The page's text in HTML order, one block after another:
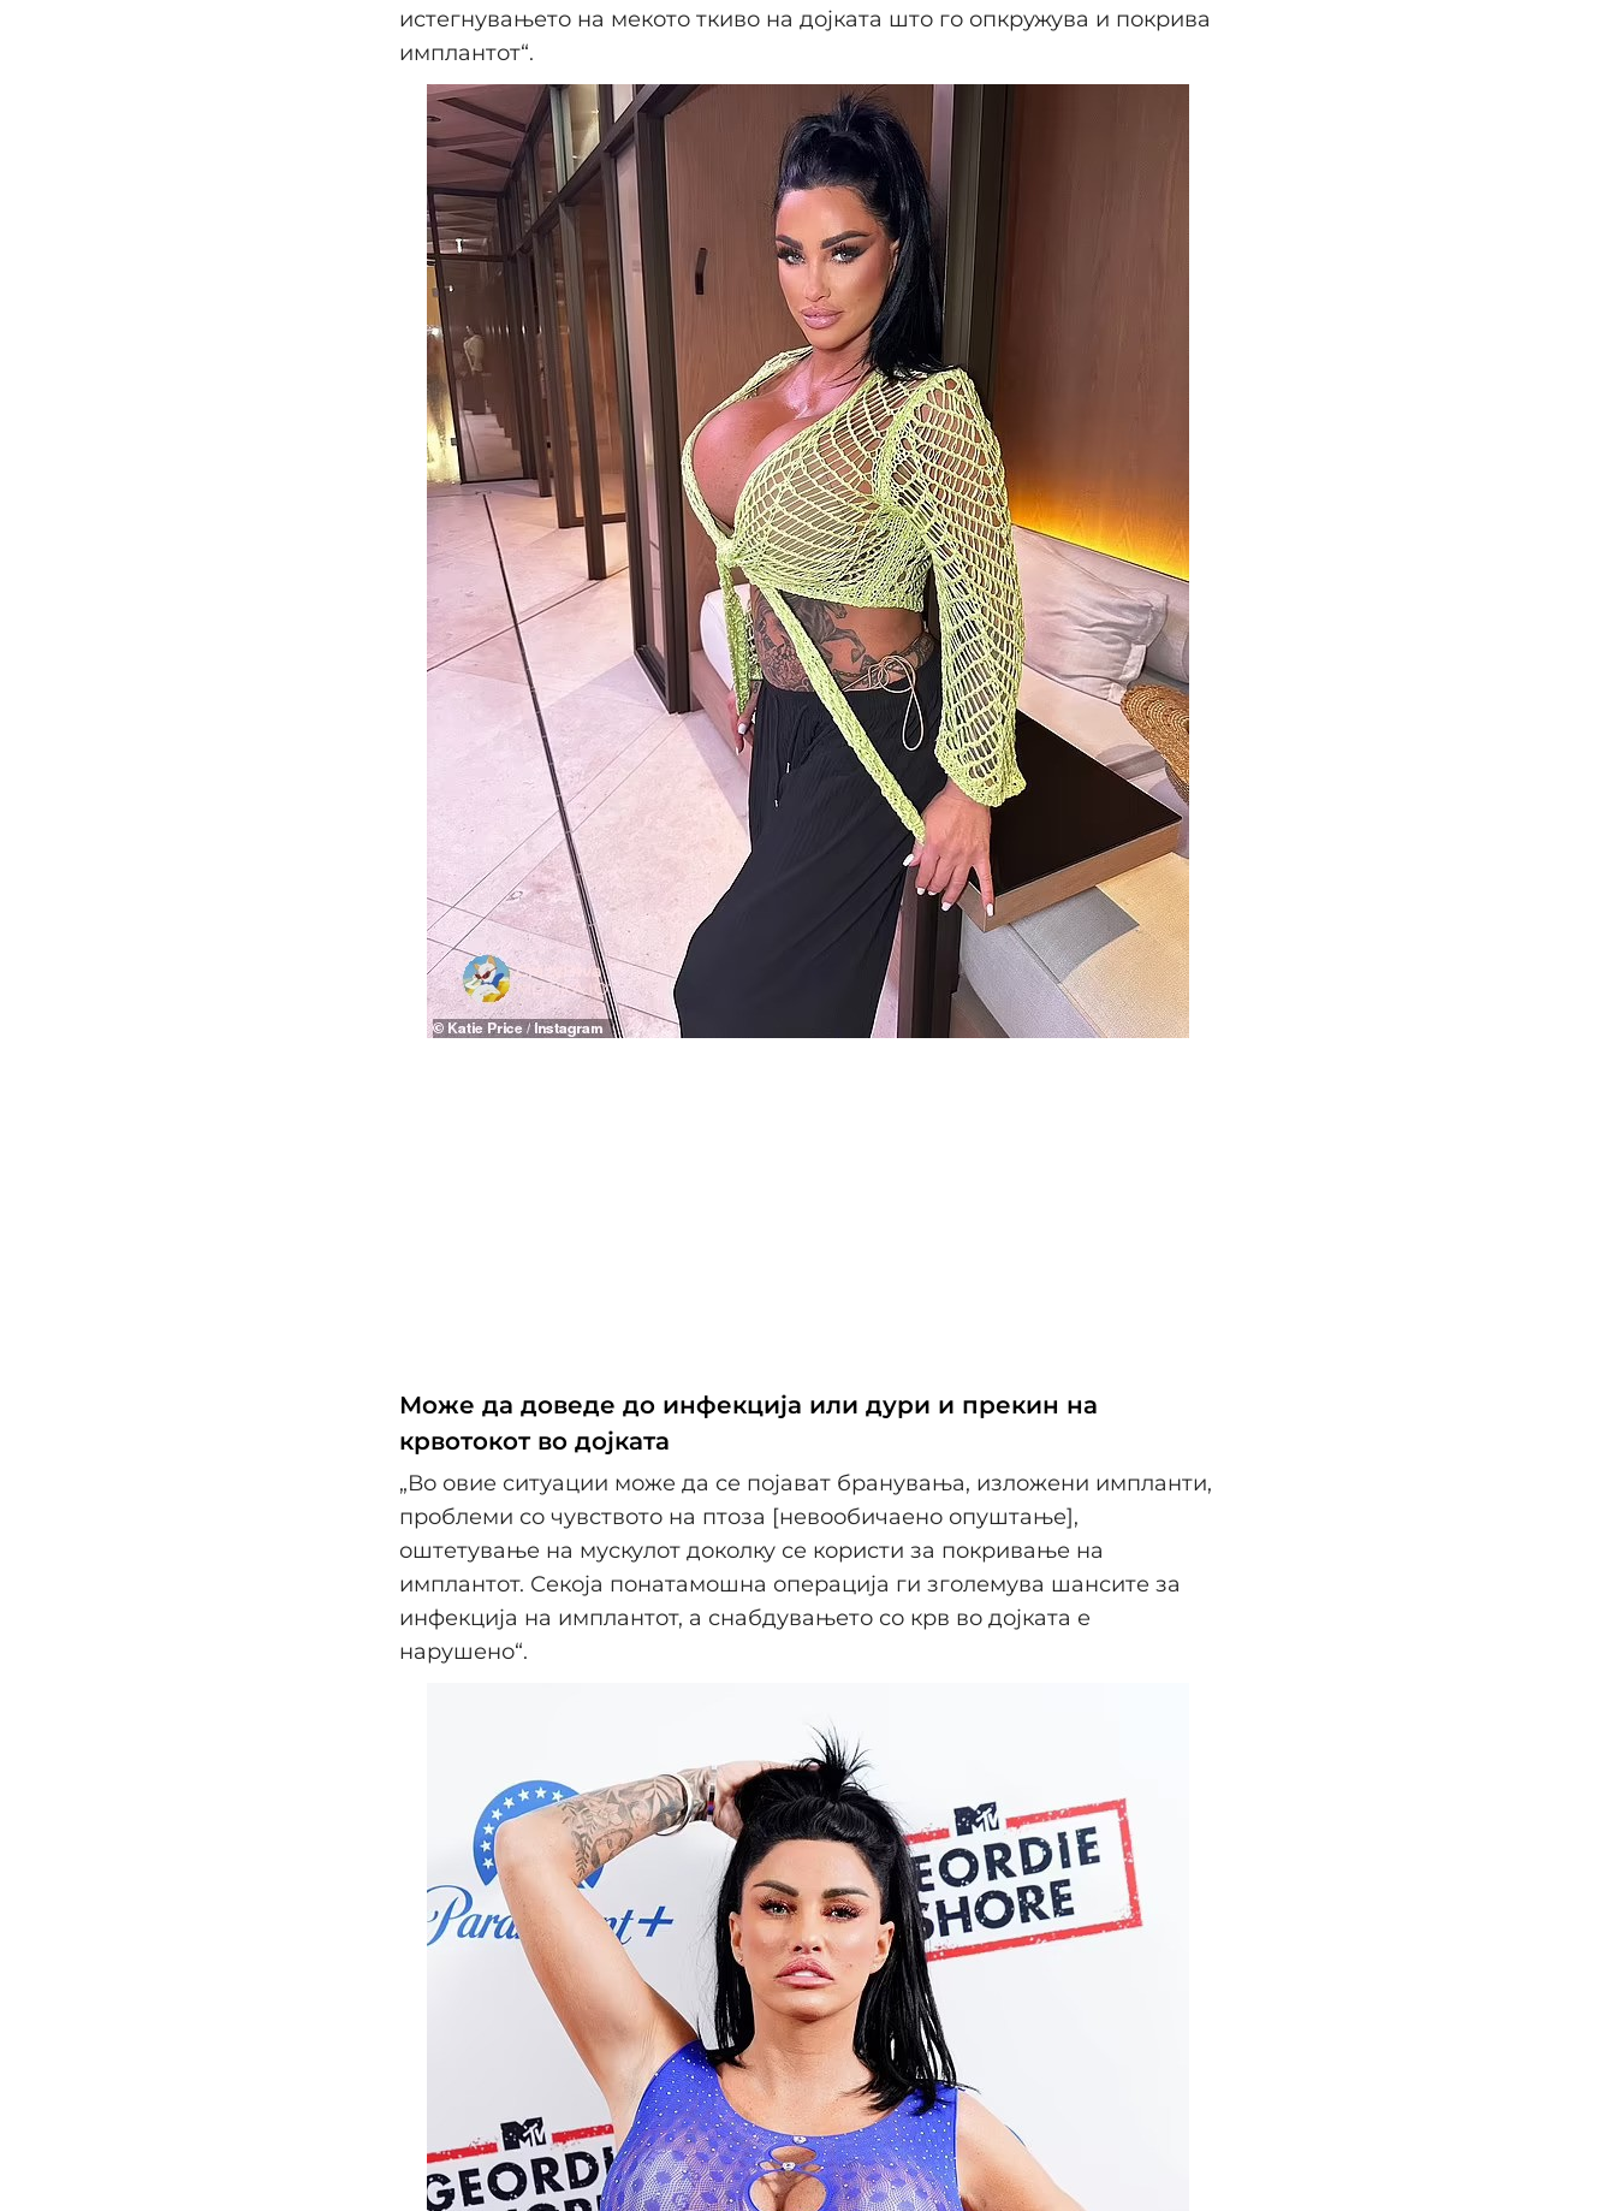
истегнувањето на мекото ткиво на дојката што го опкружува и покрива
имплантот“.
Може да доведе до инфекција или дури и прекин на
крвотокот во дојката
„Во овие ситуации може да се појават бранувања, изложени импланти,
проблеми со чувството на птоза [невообичаено опуштање],
оштетување на мускулот доколку се користи за покривање на
имплантот. Секоја понатамошна операција ги зголемува шансите за
инфекција на имплантот, а снабдувањето со крв во дојката е
нарушено“.